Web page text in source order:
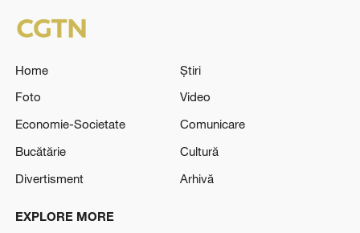
Home
Știri
Foto
Video
Economie-Societate
Comunicare
Bucătărie
Cultură
Divertisment
Arhivă
EXPLORE MORE